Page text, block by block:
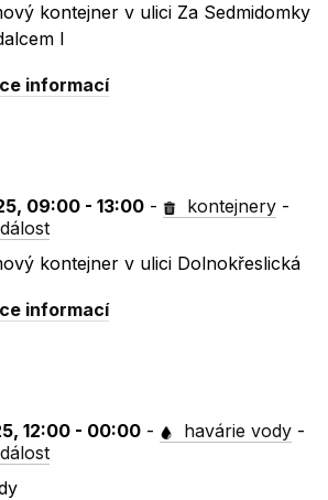
kontejner v ulici Za Sedmidomky
I
informací
09:00 - 13:00 - kontejnery -
kontejner v ulici Dolnokřeslická
informací
12:00 - 00:00 - havárie vody -